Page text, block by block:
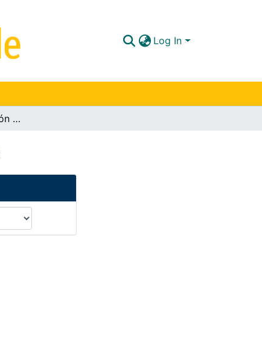
Log In
Boletín 20. Renovación de la acreditación octubre